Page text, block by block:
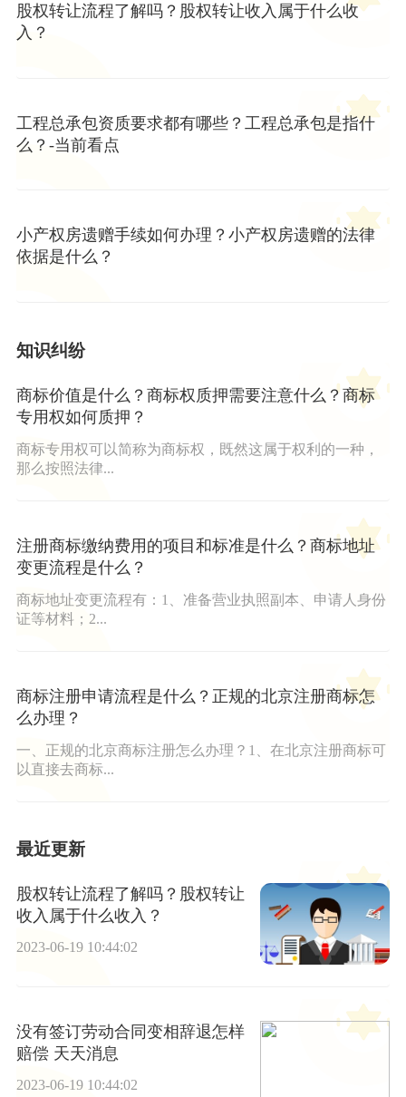
股权转让流程了解吗？股权转让收入属于什么收
入？
工程总承包资质要求都有哪些？工程总承包是指什
么？-当前看点
小产权房遗赠手续如何办理？小产权房遗赠的法律
依据是什么？
知识纠纷
商标价值是什么？商标权质押需要注意什么？商标
专用权如何质押？
商标专用权可以简称为商标权，既然这属于权利的一种，
那么按照法律...
注册商标缴纳费用的项目和标准是什么？商标地址
变更流程是什么？
商标地址变更流程有：1、准备营业执照副本、申请人身份
证等材料；2...
商标注册申请流程是什么？正规的北京注册商标怎
么办理？
一、正规的北京商标注册怎么办理？1、在北京注册商标可
以直接去商标...
最近更新
股权转让流程了解吗？股权转让
收入属于什么收入？
2023-06-19 10:44:02
没有签订劳动合同变相辞退怎样
赔偿 天天消息
2023-06-19 10:44:02